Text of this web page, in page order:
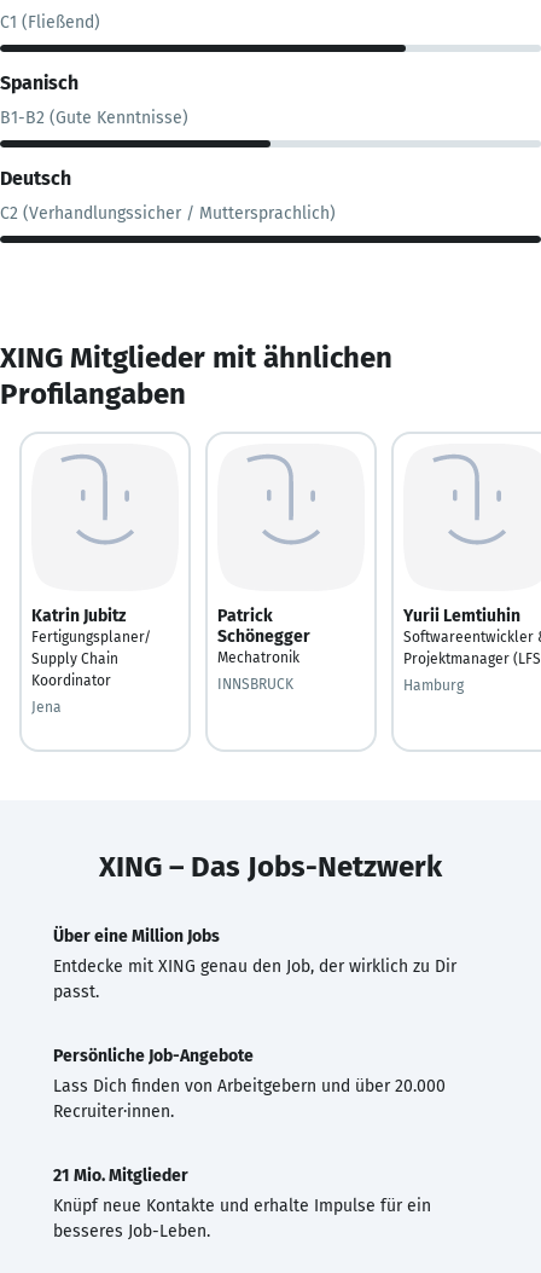
C1 (Fließend)
Spanisch
B1-B2 (Gute Kenntnisse)
Deutsch
C2 (Verhandlungssicher / Muttersprachlich)
XING Mitglieder mit ähnlichen
Profilangaben
Katrin Jubitz
Fertigungsplaner/
Supply Chain
Koordinator
Jena
Patrick
Schönegger
Mechatronik
INNSBRUCK
Yurii Lemtiuhin
Softwareentwickler
Projektmanager
Hamburg
XING – Das Jobs-Netzwerk
Über eine Million Jobs
Entdecke mit XING genau den Job, der wirklich zu Dir
passt.
Persönliche Job-Angebote
Lass Dich finden von Arbeitgebern und über 20.000
Recruiter·innen.
21 Mio. Mitglieder
Knüpf neue Kontakte und erhalte Impulse für ein
besseres Job-Leben.